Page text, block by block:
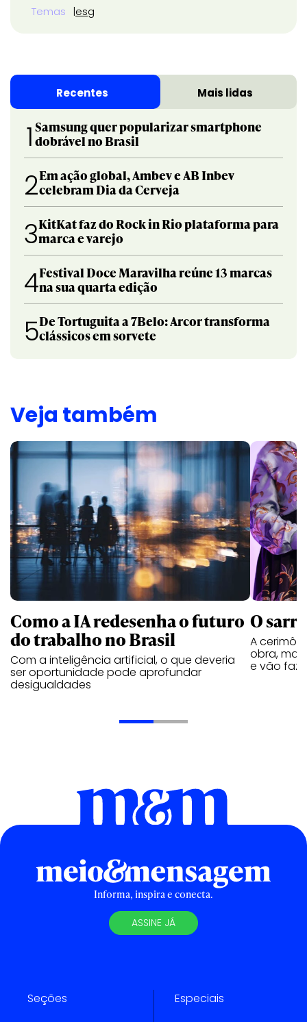
Temas esg
Recentes Mais lidas
1 Samsung quer popularizar smartphone
dobrável no Brasil
2Em ação global, Ambev e AB Inbev
celebram Dia da Cerveja
3KitKat faz do Rock in Rio plataforma para
marca e varejo
4Festival Doce Maravilha reúne 13 marcas
na sua quarta edição
5De Tortuguita a 7Belo: Arcor transforma
clássicos em sorvete
Veja também
Como a IA redesenha o futuro
do trabalho no Brasil
Com a inteligência artificial, o que deveria
ser oportunidade pode aprofundar
desigualdades
O
A
obra,
e vão
Informa, inspira e conecta.
ASSINE JÁ
Seções Especiais